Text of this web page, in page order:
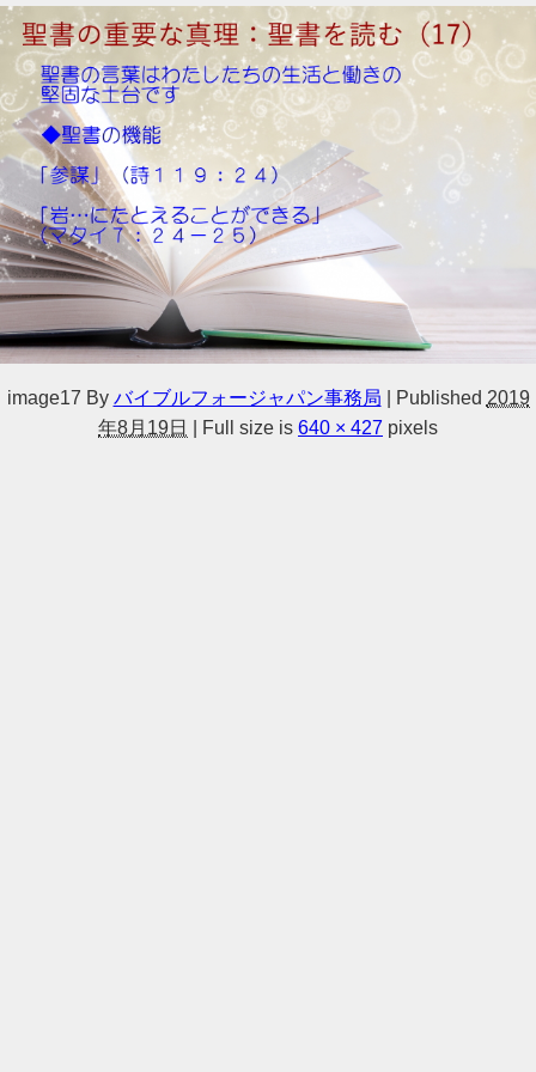
image17 By バイブルフォージャパン事務局 Published 2019
年8月19日
Full size is 640 × 427 pixels